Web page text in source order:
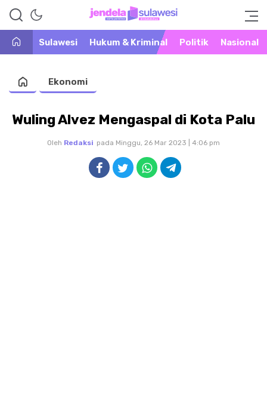
Jendela Sulawesi
Warta Peristiwa di Khatulistiwa
Sulawesi
Hukum & Kriminal Politik Nasional
Ekonomi
Wuling Alvez Mengaspal di Kota Palu
Oleh Redaksi pada Minggu, 26 Mar 2023 | 4:06 pm